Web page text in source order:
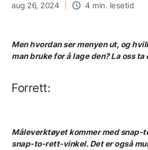
aug 26, 2024 4 min. lesetid
Men hvordan ser menyen ut, og
man bruke for å lage den? La oss
Forrett:
Måleverktøyet kommer med snap-
snap-to-rett-vinkel. Det er også